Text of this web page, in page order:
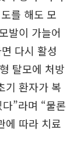
를 해도 모
발이 가늘어
다시 활성
탈모에 처방
기 환자가 복
”라며 “물론
에 따라 치료